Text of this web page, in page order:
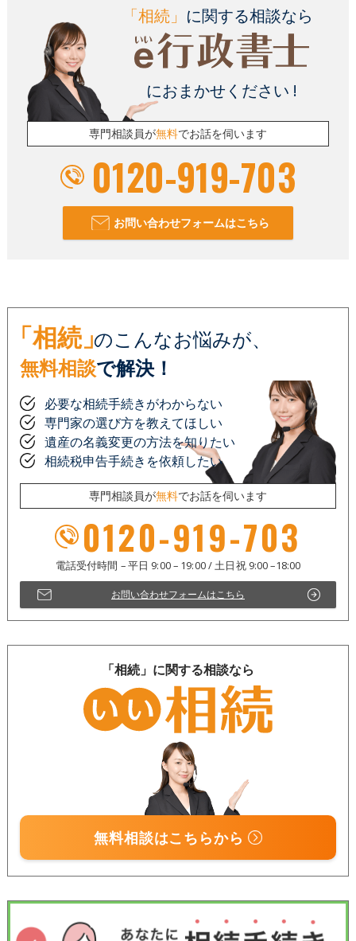
「相続」 に関する相談なら
におまかせください !
専門相談員が無料でお話を伺います
0120-919-703
お問い合わせフォームはこちら
「相続」のこんなお悩みが、
無料相談で解決！
必要な相続手続きがわからない
専門家の選び方を教えてほしい
遺産の名義変更の方法を知りたい
相続税申告手続きを依頼したい
専門相談員が無料でお話を伺います
0120-919-703
お問い合わせフォームはこちら
「相続」に関する相談なら
無料相談はこちらから